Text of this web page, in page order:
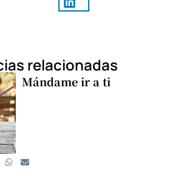
relacionadas
Mándame ir a ti